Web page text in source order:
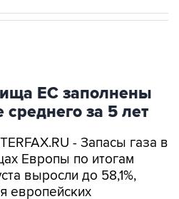
ЕС заполнены
за 5 лет
- Запасы газа в
Европы по итогам
выросли до 58,1%,
европейских